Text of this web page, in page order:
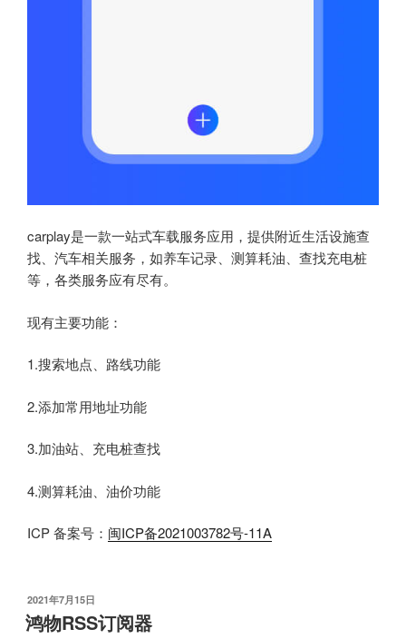
carplay是一款一站式车载服务应用，提供附近生活设施查
找、汽车相关服务，如养车记录、测算耗油、查找充电桩
等，各类服务应有尽有。
现有主要功能：
1.搜索地点、路线功能
2.添加常用地址功能
3.加油站、充电桩查找
4.测算耗油、油价功能
ICP 备案号： 闽ICP备2021003782号-11A
发
布
于
2021年7月15日
鸿物RSS订阅器